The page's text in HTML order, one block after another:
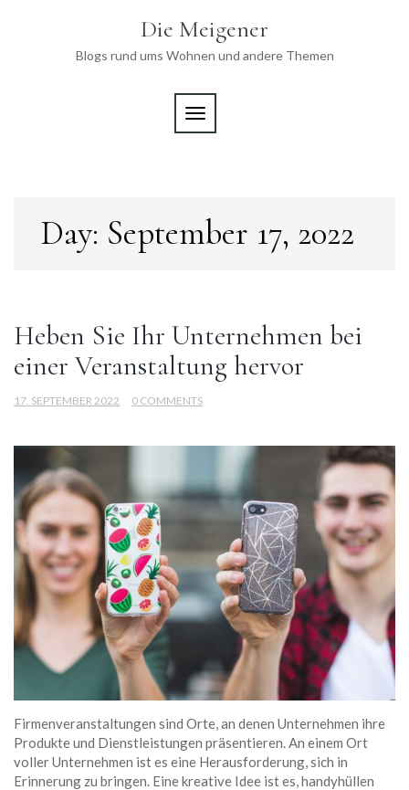
Die Meigener
Blogs rund ums Wohnen und andere Themen
TOGGLE NAVIGATION
Day: September 17, 2022
Heben Sie Ihr Unternehmen bei
einer Veranstaltung hervor
17. SEPTEMBER 2022 0 COMMENTS
Firmenveranstaltungen sind Orte, an denen Unternehmen ihre
Produkte und Dienstleistungen präsentieren. An einem Ort
voller Unternehmen ist es eine Herausforderung, sich in
Erinnerung zu bringen. Eine kreative Idee ist es, handyhüllen